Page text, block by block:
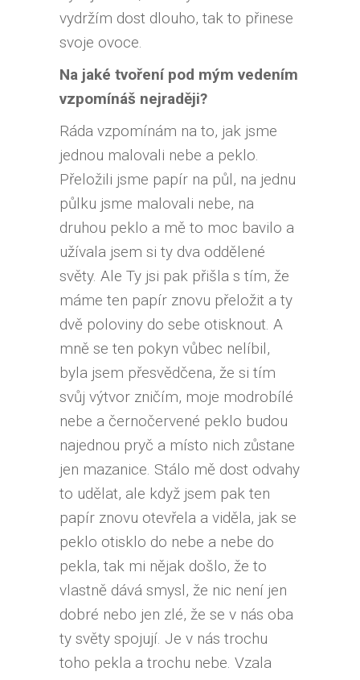
vydržím dost dlouho, tak to přinese
svoje ovoce.
Na jaké tvoření pod mým vedením
vzpomínáš nejraději?
Ráda vzpomínám na to, jak jsme
jednou malovali nebe a peklo.
Přeložili jsme papír na půl, na jednu
půlku jsme malovali nebe, na
druhou peklo a mě to moc bavilo a
užívala jsem si ty dva oddělené
světy. Ale Ty jsi pak přišla s tím, že
máme ten papír znovu přeložit a ty
dvě poloviny do sebe otisknout. A
mně se ten pokyn vůbec nelíbil,
byla jsem přesvědčena, že si tím
svůj výtvor zničím, moje modrobílé
nebe a černočervené peklo budou
najednou pryč a místo nich zůstane
jen mazanice. Stálo mě dost odvahy
to udělat, ale když jsem pak ten
papír znovu otevřela a viděla, jak se
peklo otisklo do nebe a nebe do
pekla, tak mi nějak došlo, že to
vlastně dává smysl, že nic není jen
dobré nebo jen zlé, že se v nás oba
ty světy spojují. Je v nás trochu
toho pekla a trochu nebe. Vzala